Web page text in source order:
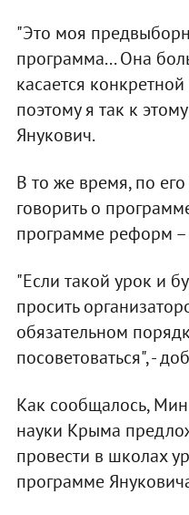
"Это моя
программа... Она
касается
поэтому я так к
Янукович.
В то же время, по
говорить о
программе реформ –
"Если такой урок и
просить
обязательном
посоветоваться", -
Как сообщалось,
науки Крыма
провести в школах
программе